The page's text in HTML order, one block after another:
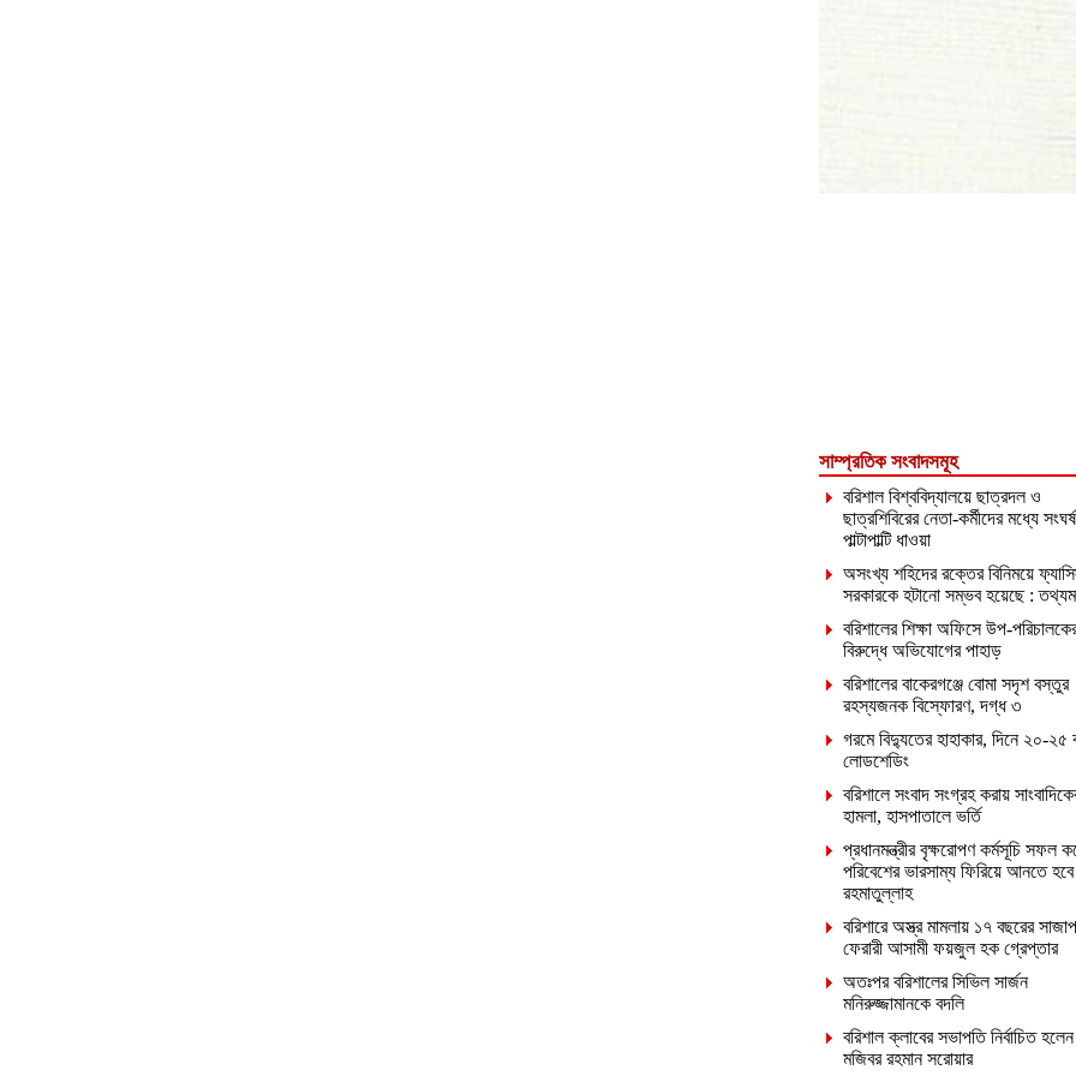
সাম্প্রতিক সংবাদসমূহ
বরিশাল বিশ্ববিদ্যালয়ে ছাত্রদল ও
ছাত্রশিবিরের নেতা-কর্মীদের মধ্যে
পাল্টাপাল্টি ধাওয়া
অসংখ্য শহিদের রক্তের বিনিময়ে
সরকারকে হটানো সম্ভব হয়েছে :
বরিশালের শিক্ষা অফিসে উপ-
বিরুদ্ধে অভিযোগের পাহাড়
বরিশালের বাকেরগঞ্জে বোমা সদৃশ বস্তুর
রহস্যজনক বিস্ফোরণ, দগ্ধ ৩
গরমে বিদ্যুতের হাহাকার, দিনে ২০-২৫
লোডশেডিং
বরিশালে সংবাদ সংগ্রহ করায়
হামলা, হাসপাতালে ভর্তি
প্রধানমন্ত্রীর বৃক্ষরোপণ কর্মসূচি সফল
পরিবেশের ভারসাম্য ফিরিয়ে আনতে
রহমাতুল্লাহ
বরিশারে অস্ত্র মামলায় ১৭ বছরের
ফেরারী আসামী ফয়জুল হক গ্রেপ্তার
অতঃপর বরিশালের সিভিল সার্জন
মনিরুজ্জামানকে বদলি
বরিশাল ক্লাবের সভাপতি নির্বাচিত হলেন
মজিবর রহমান সরোয়ার